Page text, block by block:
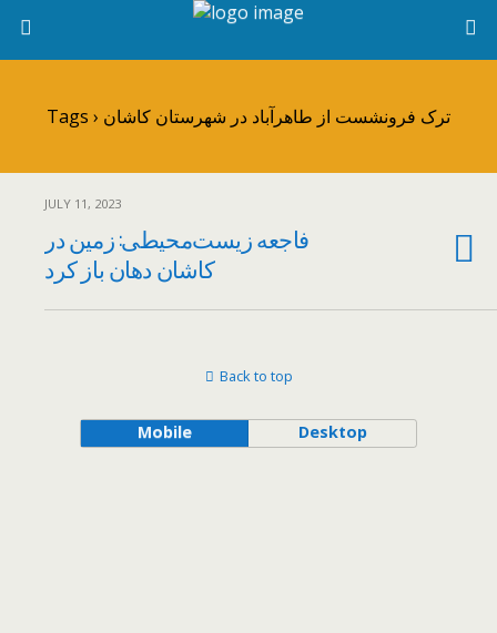
Tags › ترک‌ فرونشست از طاهرآباد در شهرستان کاشان
JULY 11, 2023
فاجعه زیست‌محیطی:‌ زمین در
کاشان دهان باز کرد
Back to top
Mobile Desktop